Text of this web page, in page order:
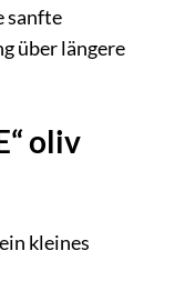
sanfte
über längere
oliv
kleines